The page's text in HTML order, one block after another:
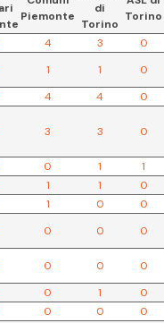
Piemonte
di
Torino
Torino
4 3 0
1 1 0
4 4 0
3 3 0
0 1 1
1 1 0
1 0 0
0 0 0
0 0 0
0 1 0
0 0 0